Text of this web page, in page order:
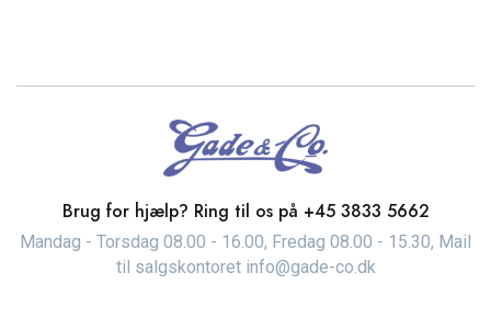
Brug for hjælp? Ring til os på +45 3833 5662
Mandag - Torsdag 08.00 - 16.00, Fredag 08.00 - 15.30, Mail
til salgskontoret info@gade-co.dk